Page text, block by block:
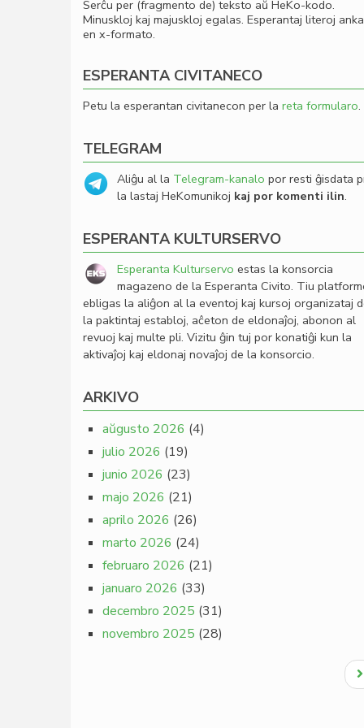
Serĉu per (fragmento de) teksto aŭ HeKo-kodo.
Minuskloj kaj majuskloj egalas. Esperantaj literoj
en x-formato.
ESPERANTA CIVITANECO
Petu la esperantan civitanecon per la reta formularo.
TELEGRAM
Aliĝu al la Telegram-kanalo por resti ĝisdata
la lastaj HeKomunikoj kaj por komenti ilin.
ESPERANTA KULTURSERVO
Esperanta Kulturservo estas la konsorcia
magazeno de la Esperanta Civito. Tiu
ebligas la aliĝon al la eventoj kaj kursoj organizataj
la paktintaj establoj, aĉeton de eldonaĵoj, abonon al
revuoj kaj multe pli. Vizitu ĝin tuj por konatiĝi kun la
aktivaĵoj kaj eldonaj novaĵoj de la konsorcio.
ARKIVO
aŭgusto 2026 (4)
julio 2026 (19)
junio 2026 (23)
majo 2026 (21)
aprilo 2026 (26)
marto 2026 (24)
februaro 2026 (21)
januaro 2026 (33)
decembro 2025 (31)
novembro 2025 (28)